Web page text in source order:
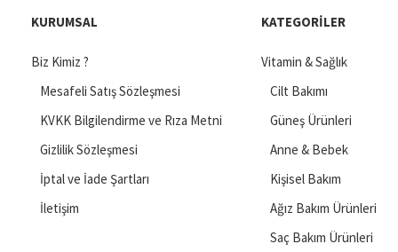
KURUMSAL
Biz Kimiz ?
Mesafeli Satış Sözleşmesi
KVKK Bilgilendirme ve Rıza Metni
Gizlilik Sözleşmesi
İptal ve İade Şartları
İletişim
KATEGORILER
Vitamin & Sağlık
Cilt Bakımı
Güneş Ürünleri
Anne & Bebek
Kişisel Bakım
Ağız Bakım Ürünleri
Saç Bakım Ürünleri